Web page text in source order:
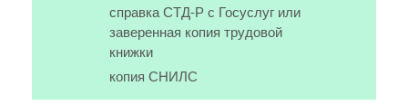
справка СТД-Р с Госуслуг или
заверенная копия трудовой
книжки
копия СНИЛС